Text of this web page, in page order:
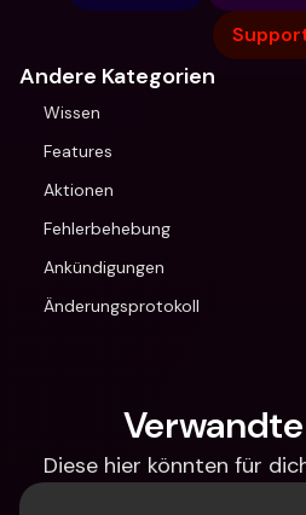
Andere Kategorien
Wissen
Features
Aktionen
Fehlerbehebung
Ankündigungen
Änderungsprotokoll
Diese hier könnten für